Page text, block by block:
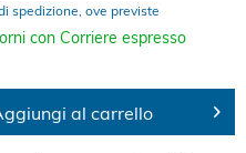
spedizione, ove previste
con Corriere espresso
al carrello